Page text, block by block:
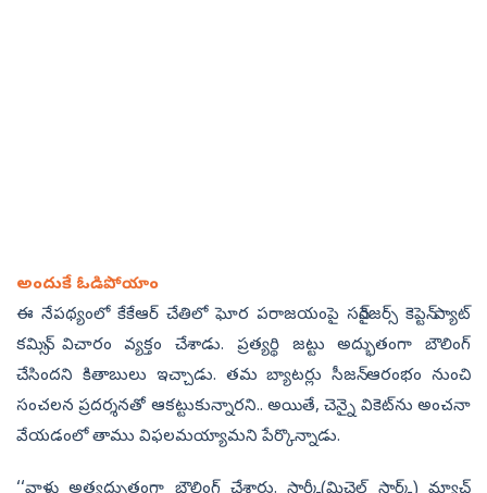
అందుకే ఓడిపోయాం
ఈ నేపథ్యంలో కేకేఆర్‌ చేతిలో ఘోర పరాజయంపై సన్‌రైజర్స్‌ కెప్టెన్‌ ప్యాట్‌
కమిన్స్‌ విచారం వ్యక్తం చేశాడు. ప్రత్యర్థి జట్టు అద్భుతంగా బౌలింగ్‌
చేసిందని కితాబులు ఇచ్చాడు. తమ బ్యాటర్లు సీజన్‌ ఆరంభం నుంచి
సంచలన ప్రదర్శనతో ఆకట్టుకున్నారని.. అయితే, చెన్నై వికెట్‌ను అంచనా
వేయడంలో తాము విఫలమయ్యామని పేర్కొన్నాడు.